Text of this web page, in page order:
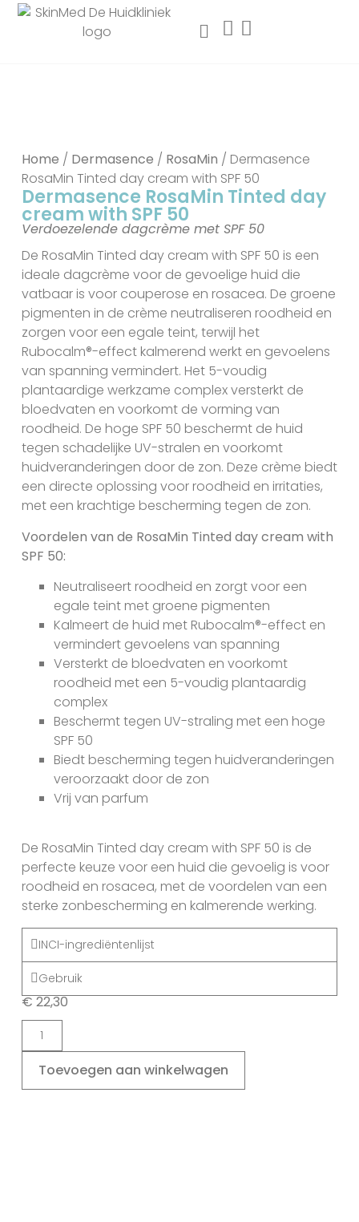
Home / Dermasence / RosaMin / Dermasence
RosaMin Tinted day cream with SPF 50
Dermasence RosaMin Tinted day
cream with SPF 50
Verdoezelende dagcrème met SPF 50
De RosaMin Tinted day cream with SPF 50 is een
ideale dagcrème voor de gevoelige huid die
vatbaar is voor couperose en rosacea. De groene
pigmenten in de crème neutraliseren roodheid en
zorgen voor een egale teint, terwijl het
Rubocalm®-effect kalmerend werkt en gevoelens
van spanning vermindert. Het 5-voudig
plantaardige werkzame complex versterkt de
bloedvaten en voorkomt de vorming van
roodheid. De hoge SPF 50 beschermt de huid
tegen schadelijke UV-stralen en voorkomt
huidveranderingen door de zon. Deze crème biedt
een directe oplossing voor roodheid en irritaties,
met een krachtige bescherming tegen de zon.
Voordelen van de RosaMin Tinted day cream with
SPF 50:
Neutraliseert roodheid en zorgt voor een
egale teint met groene pigmenten
Kalmeert de huid met Rubocalm®-effect en
vermindert gevoelens van spanning
Versterkt de bloedvaten en voorkomt
roodheid met een 5-voudig plantaardig
complex
Beschermt tegen UV-straling met een hoge
SPF 50
Biedt bescherming tegen huidveranderingen
veroorzaakt door de zon
Vrij van parfum
De RosaMin Tinted day cream with SPF 50 is de
perfecte keuze voor een huid die gevoelig is voor
roodheid en rosacea, met de voordelen van een
sterke zonbescherming en kalmerende werking.
INCI-ingrediëntenlijst
Gebruik
€22,30
Toevoegen aan winkelwagen